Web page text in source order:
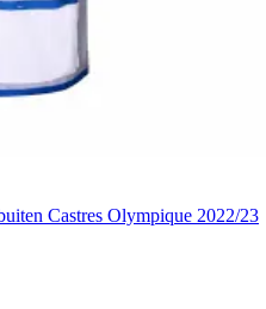
Castres Olympique 2022/23